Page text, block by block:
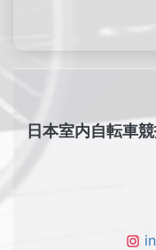
日本室内自転車